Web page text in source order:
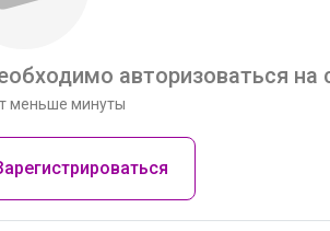
авторизоваться на
меньше минуты